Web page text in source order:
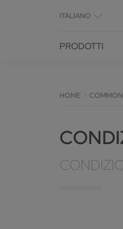
ITALIANO
PRODOTTI
HOME COMMON